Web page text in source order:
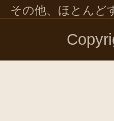
その他、ほとんど